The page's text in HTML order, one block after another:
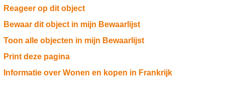
Reageer op dit object
Bewaar dit object in mijn Bewaarlijst
Toon alle objecten in mijn Bewaarlijst
Print deze pagina
Informatie over Wonen en kopen in Frankrijk